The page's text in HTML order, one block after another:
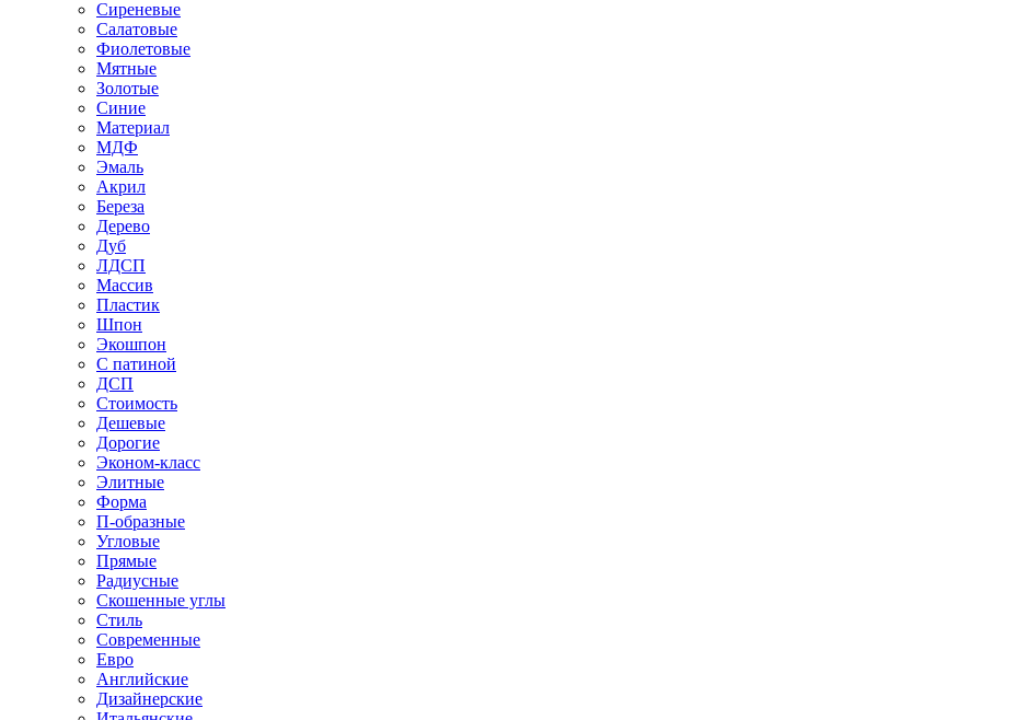
Сиреневые
Салатовые
Фиолетовые
Мятные
Золотые
Синие
Материал
МДФ
Эмаль
Акрил
Береза
Дерево
Дуб
ЛДСП
Массив
Пластик
Шпон
Экошпон
С патиной
ДСП
Стоимость
Дешевые
Дорогие
Эконом-класс
Элитные
Форма
П-образные
Угловые
Прямые
Радиусные
Скошенные углы
Стиль
Современные
Евро
Английские
Дизайнерские